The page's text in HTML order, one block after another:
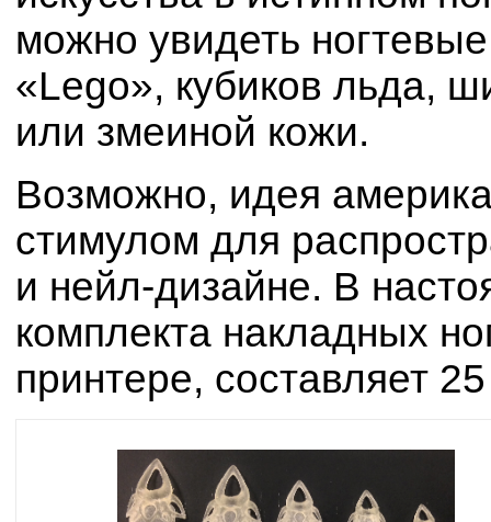
можно увидеть
«Lego», кубиков льда,
или змеиной кожи.
Возможно, идея
стимулом для
и нейл-дизайне. В
комплекта накладных
принтере, составляет